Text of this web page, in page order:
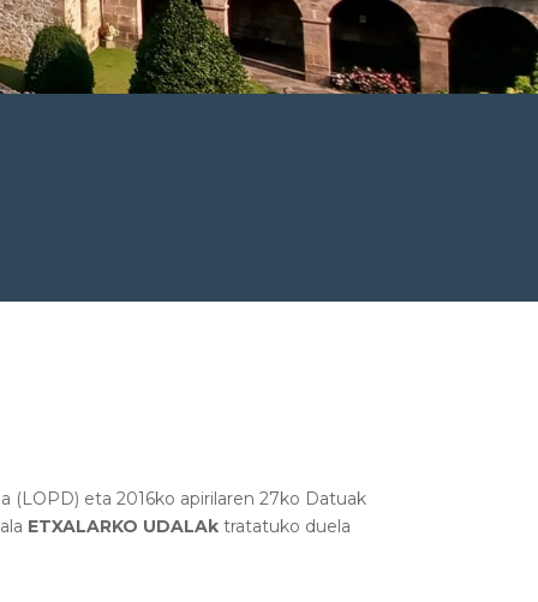
eta 2016ko apirilaren 27ko Datuak
ETXALARKO UDALAk tratatuko duela